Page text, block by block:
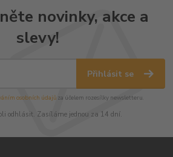
novinky, akce a
slevy!
Přihlásit se
osobních údajůza účelem rozesílky newsletteru.
odhlásit. Zasíláme jednou za 14 dní.